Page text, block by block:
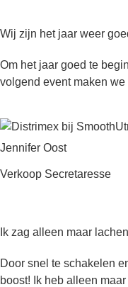
Wij zijn het jaar weer
Om het jaar goed te
volgend event maken
Jennifer Oost
Verkoop Secretaresse
Ik zag alleen maar
Door snel te schakelen
boost! Ik heb alleen